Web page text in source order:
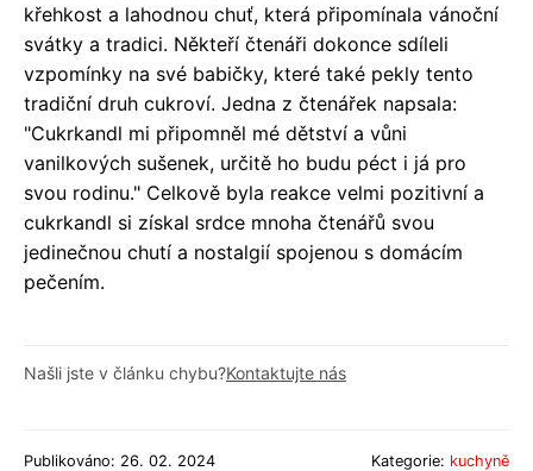
křehkost a lahodnou chuť, která připomínala vánoční
svátky a tradici. Někteří čtenáři dokonce sdíleli
vzpomínky na své babičky, které také pekly tento
tradiční druh cukroví. Jedna z čtenářek napsala:
"Cukrkandl mi připomněl mé dětství a vůni
vanilkových sušenek, určitě ho budu péct i já pro
svou rodinu." Celkově byla reakce velmi pozitivní a
cukrkandl si získal srdce mnoha čtenářů svou
jedinečnou chutí a nostalgií spojenou s domácím
pečením.
Našli jste v článku chybu?Kontaktujte nás
Publikováno: 26. 02. 2024 Kategorie: kuchyně